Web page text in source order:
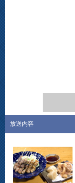
放送内容